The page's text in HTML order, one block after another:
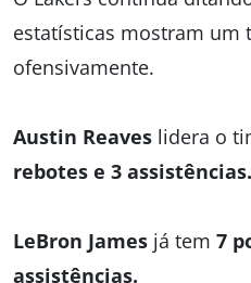
estatísticas mostram
ofensivamente.
Austin Reaves lidera o
rebotes e 3 assistências.
LeBron James já tem 7
assistências.